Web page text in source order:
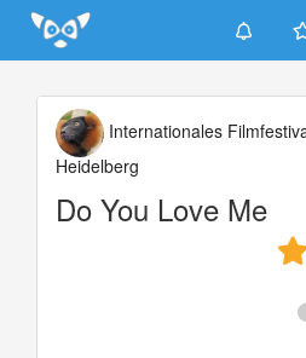
Update cookies preferences
Internationales
Heidelberg
Do You Love Me